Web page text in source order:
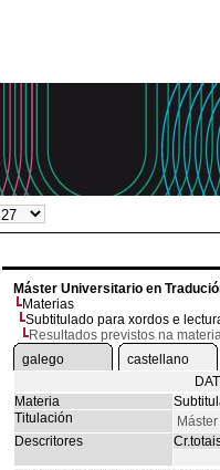
Máster Universitario en
Materias
Subtitulado para xordos e
Resultados previstos na
galego
castellano
Materia
Titulación
Descritores